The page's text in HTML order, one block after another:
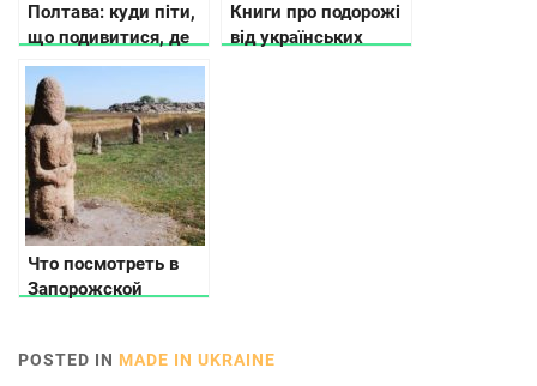
Полтава: куди піти,
що подивитися, де
зупинитися
Книги про подорожі
від українських
Что посмотреть в
Запорожской
POSTED IN MADE IN UKRAINE